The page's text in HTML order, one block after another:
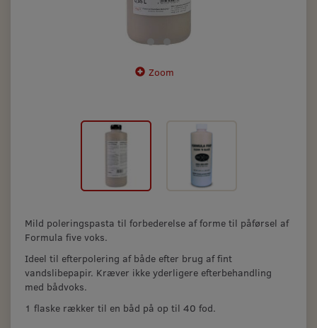
Zoom
Mild poleringspasta til forbederelse af forme til påførsel af
Formula five voks.
Ideel til efterpolering af både efter brug af fint
vandslibepapir. Kræver ikke yderligere efterbehandling
med bådvoks.
1 flaske rækker til en båd på op til 40 fod.